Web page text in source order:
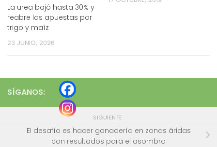
La urea bajó hasta 30% y
reabre las apuestas por
trigo y maíz
23 JUNIO, 2026
SÍGANOS:
SIGUIENTE
El desafío es hacer ganadería en zonas áridas
con resultados para el asombro